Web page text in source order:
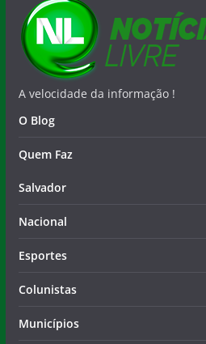
A velocidade da informação !
O Blog
Quem Faz
Salvador
Nacional
Esportes
Colunistas
Municípios